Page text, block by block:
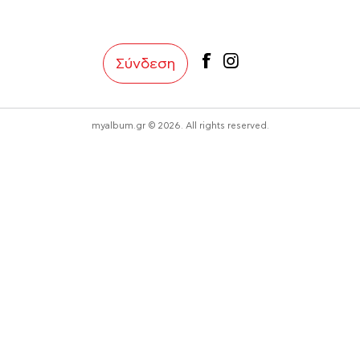
Σύνδεση facebook
myalbum.gr © 2026. All rights reserved.